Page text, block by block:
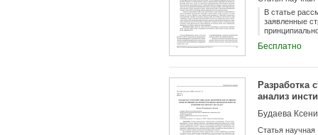
В статье
заявленные
пирамиды
показателей
решения
целевые
Бесплатно
Разработка
анализ
Будаева
Статья научная